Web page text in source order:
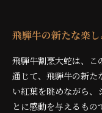
飛騨牛の新たな楽
飛騨牛割烹大蛇は、こ
通じて、飛騨牛の新た
い紅葉を眺めながら、
とに感動を与えるも